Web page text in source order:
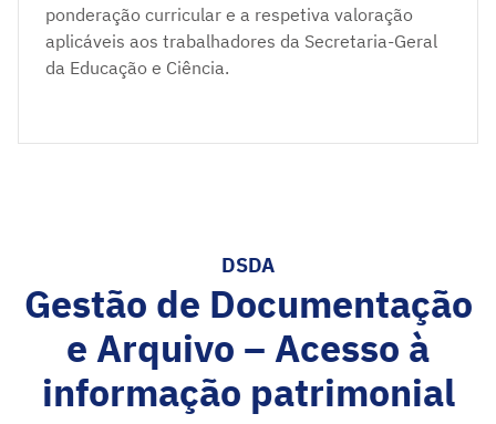
ponderação curricular e a respetiva valoração
aplicáveis aos trabalhadores da Secretaria-Geral
da Educação e Ciência.
DSDA
Gestão de Documentação
e Arquivo – Acesso à
informação patrimonial